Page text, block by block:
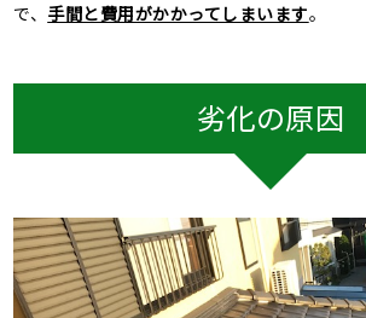
で、 手間と費用がかかってしまいます。
劣化の原因